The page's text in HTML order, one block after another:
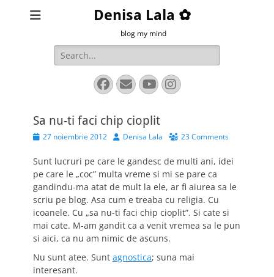
Denisa Lala ✿
blog my mind
Search
for:
Facebook
EmailYouTube
Instagram
Sa nu-ti faci chip cioplit
Posted
27 noiembrie 2012 AuthorDenisa Lala 23 Comments
Sunt lucruri pe care le gandesc de multi ani, idei
pe care le „coc” multa vreme si mi se pare ca
gandindu-ma atat de mult la ele, ar fi aiurea sa le
scriu pe blog. Asa cum e treaba cu religia. Cu
icoanele. Cu „sa nu-ti faci chip cioplit”. Si cate si
mai cate. M-am gandit ca a venit vremea sa le pun
si aici, ca nu am nimic de ascuns.
Nu sunt atee. Sunt agnostica; suna mai
interesant.